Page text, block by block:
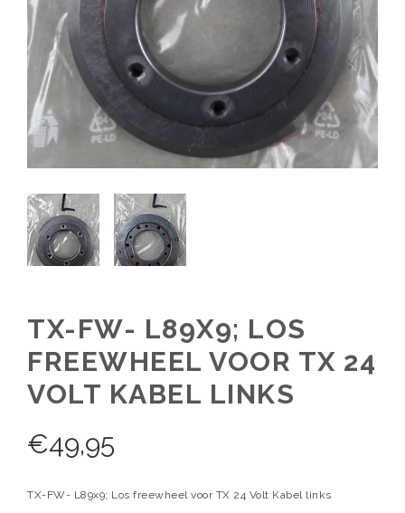
TX-FW- L89X9; LOS
FREEWHEEL VOOR TX 24
VOLT KABEL LINKS
€49,95
TX-FW- L89x9; Los freewheel voor TX 24 Volt Kabel links